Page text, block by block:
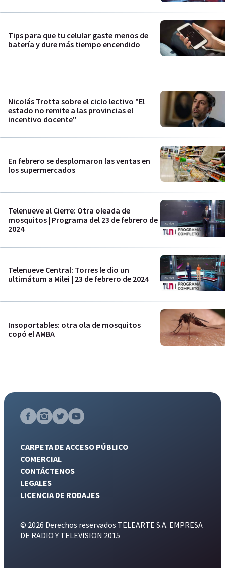
Tips para que tu celular gaste menos de
batería y dure más tiempo encendido
Nicolás Trotta sobre el ciclo lectivo "El
estado no remite a las provincias el
incentivo docente"
En febrero se desplomaron las ventas en
los supermercados
Telenueve al Cierre: Otra oleada de
mosquitos | Programa del 23 de febrero de
2024
Telenueve Central: Torres le dio un
ultimátum a Milei | 23 de febrero de 2024
Insoportables: otra ola de mosquitos
copó el AMBA
CARPETA DE ACCESO PÚBLICO
COMERCIAL
CONTÁCTENOS
LEGALES
LICENCIA DE RODAJES
© 2026 Derechos reservados TELEARTE S.A. EMPRESA
DE RADIO Y TELEVISION 2015